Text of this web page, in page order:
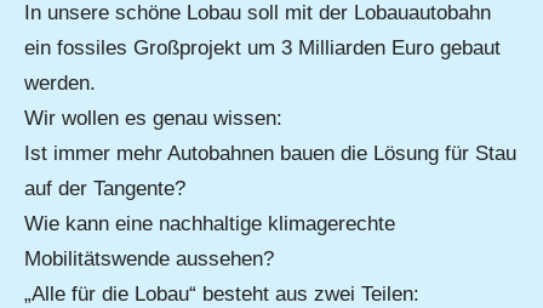
In unsere schöne Lobau soll mit der Lobauautobahn
ein fossiles Großprojekt um 3 Milliarden Euro gebaut
werden.
Wir wollen es genau wissen:
Ist immer mehr Autobahnen bauen die Lösung für Stau
auf der Tangente?
Wie kann eine nachhaltige klimagerechte
Mobilitätswende aussehen?
„Alle für die Lobau“ besteht aus zwei Teilen: